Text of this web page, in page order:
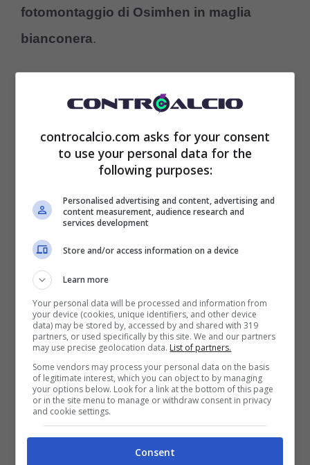
fotomontaggio di Osimhen in maglia
bianconera.
Giuntoli, di certo, ci proverà, cercando di
raggranellare più risorse possibili attraverso
cessioni pesanti, non soltanto quella di
Vlahovic, che comunque, a un anno dalla
scadenza, vedrà il valore del suo cartellino
un po’ ribassato. Ipotesi davvero suggestiva,
controcalcio.com asks for your consent
to use your personal data for the
following purposes:
Personalised advertising and content, advertising and
content measurement, audience research and
services development
Store and/or access information on a device
Learn more
Your personal data will be processed and information from
your device (cookies, unique identifiers, and other device
data) may be stored by, accessed by and shared with 319
partners, or used specifically by this site. We and our partners
may use precise geolocation data. List of partners.
Some vendors may process your personal data on the basis
of legitimate interest, which you can object to by managing
your options below. Look for a link at the bottom of this page
or in the site menu to manage or withdraw consent in privacy
and cookie settings.
Consent